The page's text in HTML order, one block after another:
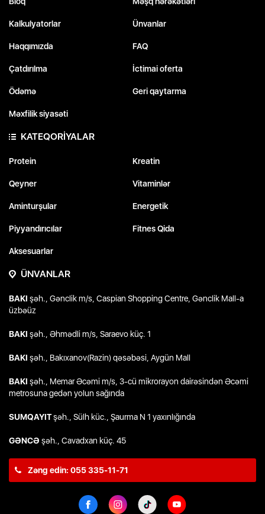
Kalkulyatorlar Ünvanlar
Haqqımızda FAQ
Çatdırılma İctimai oferta
Ödəmə Geri qaytarma
Məxfilik siyasəti
KATEQORİYALAR
Protein Kreatin
Qeyner Vitaminlər
Aminturşular Energetik
Piyyandırıcılar Fitnes Qida
Aksesuarlar
ÜNVANLAR
BAKI şəh., Gənclik m/s, Caspian Shopping Centre, Gənclik Mall-a
üzbəüz
BAKI şəh., Əhmədli m/s, Saraevo küç. 1
BAKI şəh., Bakıxanov(Razin) qəsəbəsi, Aygün Mall
BAKI şəh., Memar Əcəmi m/s, 3-cü mikrorayon dairəsindən Əcəmi
metrosuna gedən yolun sağında
SUMQAYITşəh., Sülh küc., Şaurma N 1 yaxınlığında
GƏNCƏ şəh., Cavadxan küç. 45
Zəng edin: 055 335-11-71